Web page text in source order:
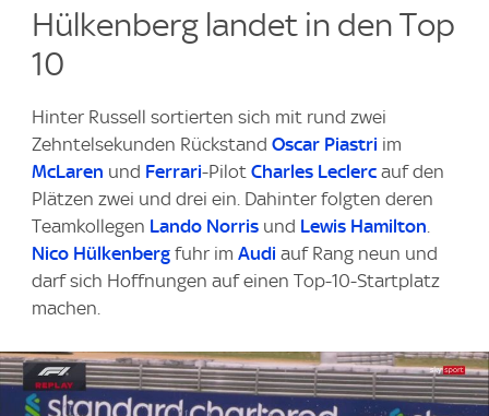
Hülkenberg landet in den Top
10
Hinter Russell sortierten sich mit rund zwei
Zehntelsekunden Rückstand Oscar Piastri im
McLaren und Ferrari-Pilot Charles Leclerc auf den
Plätzen zwei und drei ein. Dahinter folgten deren
Teamkollegen Lando Norris und Lewis Hamilton.
Nico Hülkenberg fuhr im Audi auf Rang neun und
darf sich Hoffnungen auf einen Top-10-Startplatz
machen.